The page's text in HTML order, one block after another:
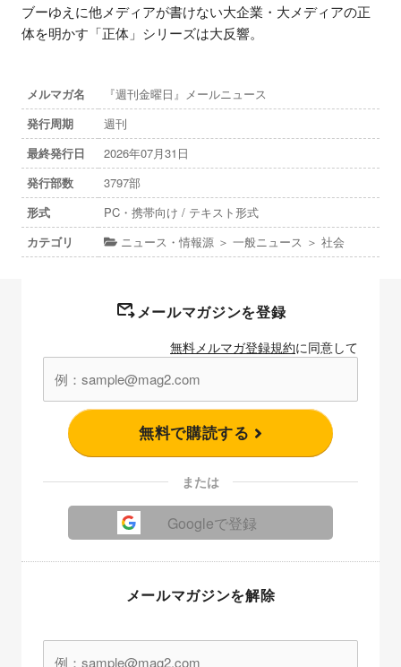
ブーゆえに他メディアが書けない大企業・大メディアの正
体を明かす「正体」シリーズは大反響。
メルマガ名
『週刊金曜日』メールニュース
発行周期
週刊
最終発行日
2026年07月31日
発行部数
3797部
形式
PC・携帯向け / テキスト形式
カテゴリ
ニュース・情報源 ＞ 一般ニュース ＞ 社会
メールマガジンを登録
無料メルマガ登録規約に同意して
無料で購読する
または
Googleで登録
メールマガジンを解除